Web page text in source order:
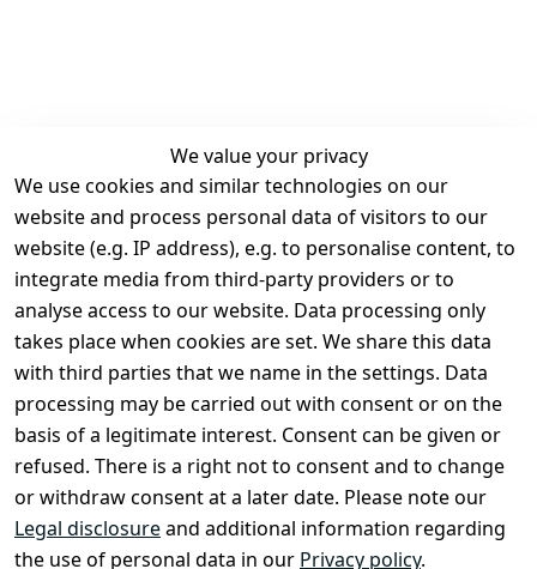
We value your privacy
We use cookies and similar technologies on our
website and process personal data of visitors to our
website (e.g. IP address), e.g. to personalise content, to
integrate media from third-party providers or to
analyse access to our website. Data processing only
takes place when cookies are set. We share this data
with third parties that we name in the settings. Data
processing may be carried out with consent or on the
basis of a legitimate interest. Consent can be given or
refused. There is a right not to consent and to change
or withdraw consent at a later date. Please note our
Legal disclosureand additional information regarding
the use of personal data in our Privacy policy.
Legal
Terms and
Conditions
Legal
disclosure
Privacy Policy
Declaration of
accessibility
Cancellation
rights
Contact
Register